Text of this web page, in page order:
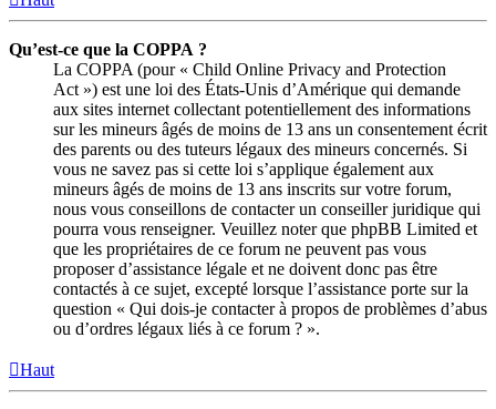
Qu’est-ce que la COPPA ?
La COPPA (pour « Child Online Privacy and Protection
Act ») est une loi des États-Unis d’Amérique qui demande
aux sites internet collectant potentiellement des informations
sur les mineurs âgés de moins de 13 ans un consentement écrit
des parents ou des tuteurs légaux des mineurs concernés. Si
vous ne savez pas si cette loi s’applique également aux
mineurs âgés de moins de 13 ans inscrits sur votre forum,
nous vous conseillons de contacter un conseiller juridique qui
pourra vous renseigner. Veuillez noter que phpBB Limited et
que les propriétaires de ce forum ne peuvent pas vous
proposer d’assistance légale et ne doivent donc pas être
contactés à ce sujet, excepté lorsque l’assistance porte sur la
question « Qui dois-je contacter à propos de problèmes d’abus
ou d’ordres légaux liés à ce forum ? ».
Haut